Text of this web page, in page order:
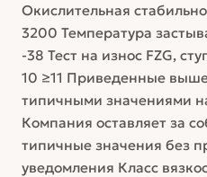
Окислительная
3200 Температура
-38 Тест на износ FZG,
10 ≥11 Приведенные
типичными значениями
Компания оставляет за
типичные значения без
уведомления Класс